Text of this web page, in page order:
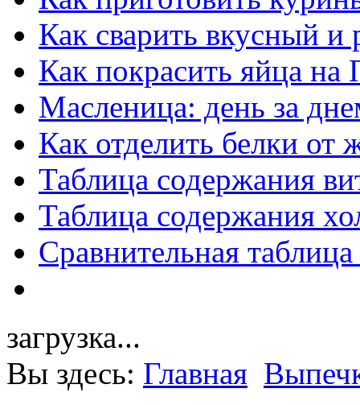
Как сварить вкусный и
Как покрасить яйца на
Масленица: день за
Как отделить белки от
Таблица содержания
Таблица содержания
Сравнительная
загрузка...
Вы здесь: Главная